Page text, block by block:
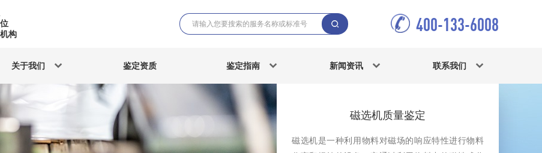
构
400-133-6008
关于我们 鉴定资质 鉴定指南 新闻资讯 联系我们
磁选机质量鉴定
磁选机是一种利用物料对磁场的响应特性进行物料